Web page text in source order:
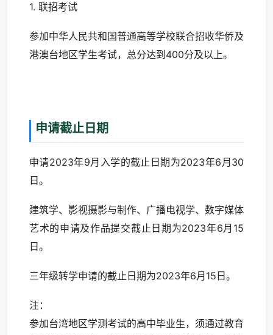
1. 联招考试
参加中华人民共和国普通高等学校联合招收华侨及
港澳台地区学生考试，总分达到400分及以上。
申请截止日期
申请2023年9月入学的截止日期为2023年6月30
日。
建筑学、影视摄影与制作、广播电视学、数字媒体
艺术的申请及作品提交截止日期为2023年6月15
日。
三年级转学申请的截止日期为2023年6月15日。
注：
参加台湾地区学测考试的高中毕业生，须通过教育